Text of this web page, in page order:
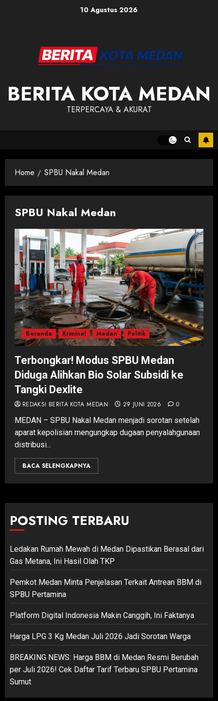
10 Agustus 2026
BERITA KOTA MEDAN
TERPERCAYA & AKURAT
Home SPBU Nakal Medan
SPBU Nakal Medan
Beranda Kriminal Medan Politik
Terbongkar! Modus SPBU Medan
Diduga Alihkan Bio Solar Subsidi ke
Tangki Dexlite
REDAKSI BERITA KOTA MEDAN 29 JUNI 2026 0
MEDAN – SPBU Nakal Medan menjadi sorotan setelah
aparat kepolisian mengungkap dugaan penyalahgunaan
distribusi...
BACA SELENGKAPNYA
POSTING TERBARU
Ledakan Rumah Mewah di Medan Dipastikan Berasal dari
Gas Metana, Ini Hasil Olah TKP
Pemkot Medan Minta Penjelasan Terkait Antrean BBM di
SPBU Pertamina
Platform Digital Indonesia Makin Canggih, Ini Faktanya
Harga LPG 3 Kg Medan Juli 2026 Jadi Sorotan Warga
BREAKING NEWS: Harga BBM di Medan Resmi Berubah
per Juli 2026! Cek Daftar Tarif Terbaru SPBU Pertamina
Sumut